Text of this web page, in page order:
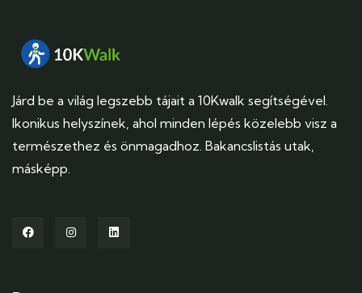
Járd be a világ legszebb tájait a 10Kwalk segítségével.
Ikonikus helyszínek, ahol minden lépés közelebb visz a
természethez és önmagadhoz. Bakancslistás utak,
másképp.